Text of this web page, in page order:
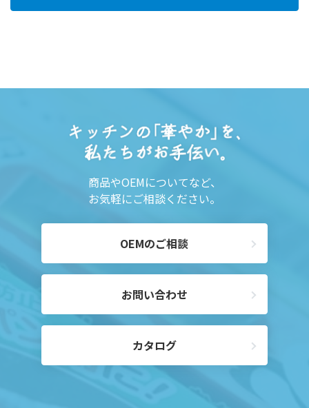
商品やOEMについてなど、
お気軽にご相談ください。
OEMのご相談
お問い合わせ
カタログ